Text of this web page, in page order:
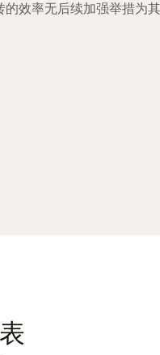
效率无后续加强举措为